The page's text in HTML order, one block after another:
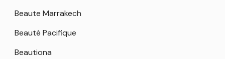
Beaute Marrakech
Beauté Pacifique
Beautiona